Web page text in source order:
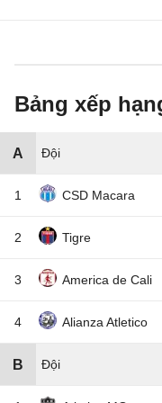
Bảng xếp
A Đội
1 CSD Macara
2 Tigre
3 America de Cali
4 Alianza Atletico
B Đội